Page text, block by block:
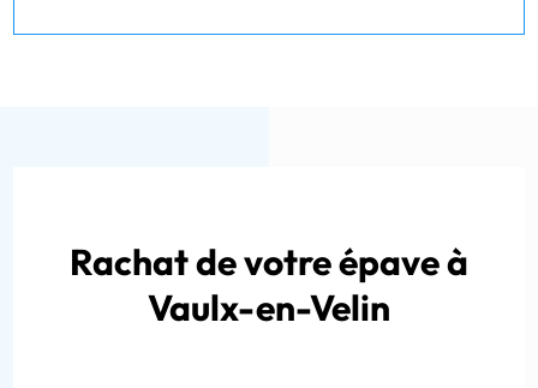
Rachat de votre épave à
Vaulx-en-Velin